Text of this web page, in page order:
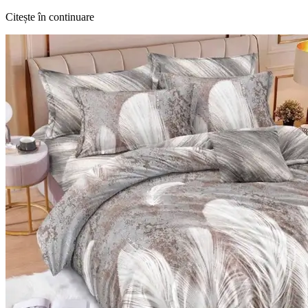
Citește în continuare